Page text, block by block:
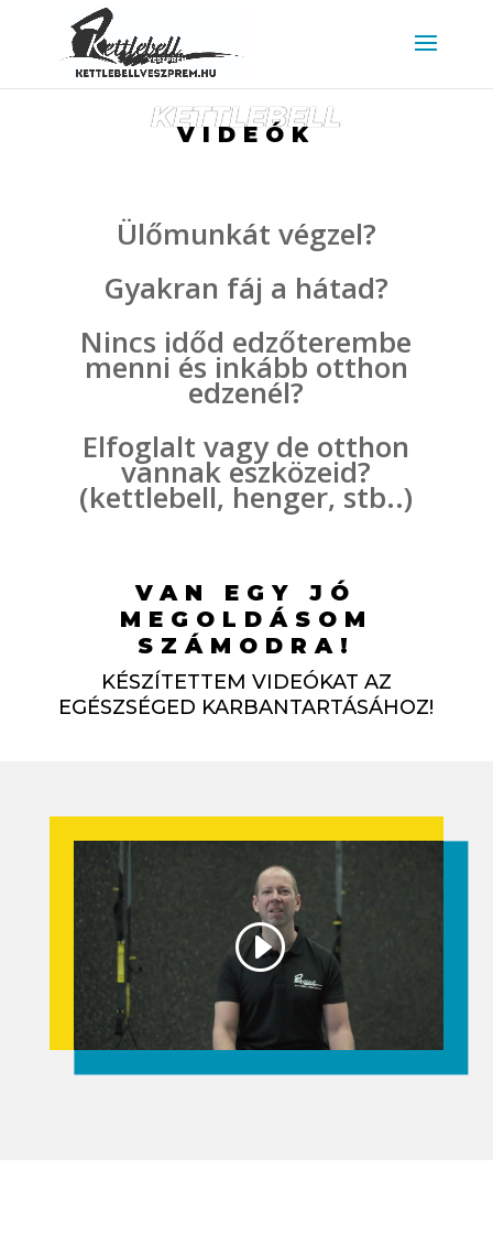
https://www.kettlebellveszprem.hu/
KETTLEBELL
VIDEÓK
Ülőmunkát végzel?
Gyakran fáj a hátad?
Nincs időd edzőterembe
menni és inkább otthon
edzenél?
Elfoglalt vagy de otthon
vannak eszközeid?
(kettlebell, henger, stb..)
VAN EGY JÓ
MEGOLDÁSOM
SZÁMODRA!
KÉSZÍTETTEM VIDEÓKAT AZ
EGÉSZSÉGED KARBANTARTÁSÁHOZ!